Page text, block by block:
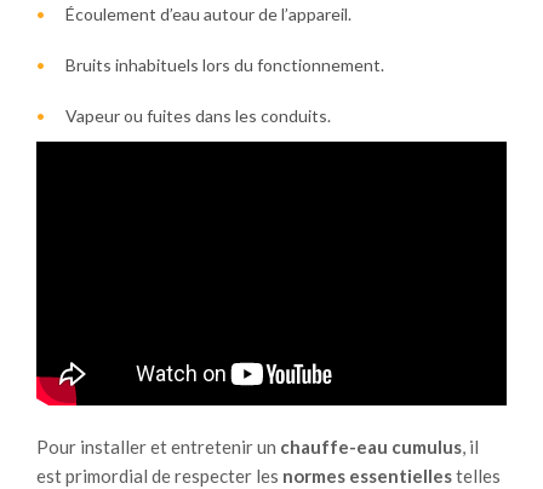
Écoulement d’eau autour de l’appareil.
Bruits inhabituels lors du fonctionnement.
Vapeur ou fuites dans les conduits.
Pour installer et entretenir un chauffe-eau cumulus, il
est primordial de respecter les normes essentiellestelles